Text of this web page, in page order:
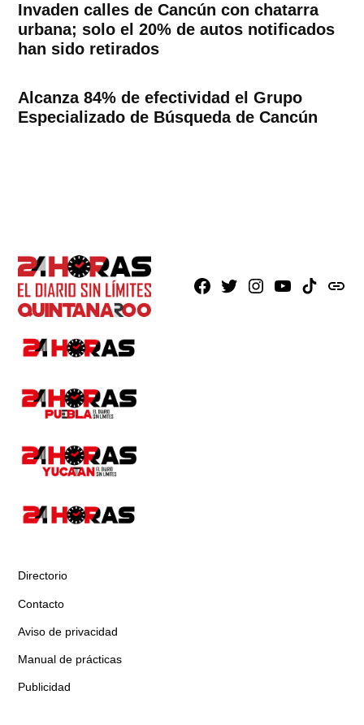
Invaden calles de Cancún con chatarra
urbana; solo el 20% de autos notificados
han sido retirados
Alcanza 84% de efectividad el Grupo
Especializado de Búsqueda de Cancún
Facebook
X Instagram
YoutubeTikTokissuu
Directorio
Contacto
Aviso de privacidad
Manual de prácticas
Publicidad